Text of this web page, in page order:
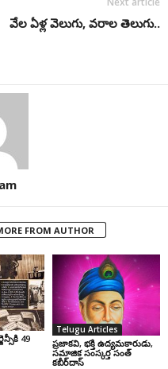
వేల ఏళ్ల వెలుగు, వరాల తెలుగు..
FROM AUTHOR
49
Telugu Articles
ప్రజాకవి, భక్తి ఉద్యమకారుడు,
సమాజిక సంస్కర్త సంత్‌
కబీర్‌దాస్‌